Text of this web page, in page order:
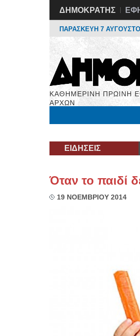
ΔΗΜΟΚΡΑΤΗΣ
ΠΑΡΑΣΚΕΥΗ 7
ΚΑΘΗΜΕΡΙΝΗ ΠΡΩΙΝΗ
ΑΡΧΩΝ
ΕΙΔΗΣΕΙΣ
Όταν το παιδί
19 ΝΟΕΜΒΡΙΟΥ 2014